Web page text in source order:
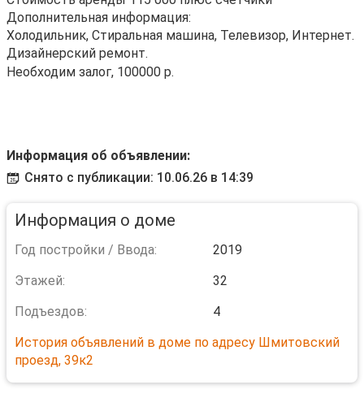
Дополнительная информация:
Холодильник, Стиральная машина, Телевизор, Интернет.
Дизайнерский ремонт.
Необходим залог, 100000 р.
Информация об объявлении:
Снято с публикации: 10.06.26 в 14:39
Информация о доме
Год постройки / Ввода:
2019
Этажей:
32
Подъездов:
4
История объявлений в доме по адресу Шмитовский
проезд, 39к2